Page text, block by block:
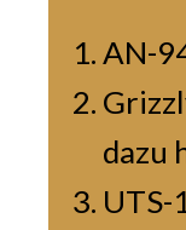
AN-
dazu
UTS-